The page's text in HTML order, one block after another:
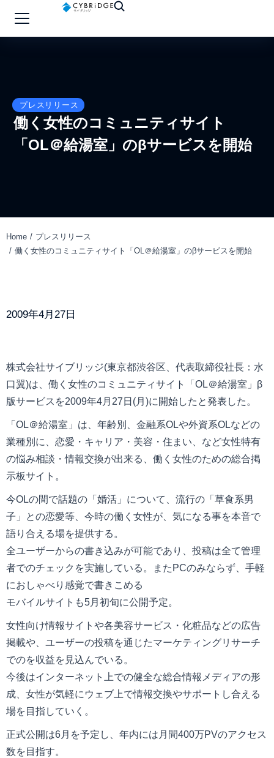
プレスリリース
働く女性のコミュニティサイト
「OL＠給湯室」のβサービスを開始
You are here:
Home
プレスリリース
働く女性のコミュニティサイト「OL＠給湯室」のβサービスを開始
2009年4月27日
株式会社サイブリッジ(東京都渋谷区、代表取締役社長：水
口翼)は、働く女性のコミュニティサイト「OL＠給湯室」β
版サービスを2009年4月27日(月)に開始したと発表した。
「OL＠給湯室」は、年齢別、金融系OLや外資系OLなどの
業種別に、恋愛・キャリア・美容・住まい、など女性特有
の悩み相談・情報交換が出来る、働く女性のための総合掲
示板サイト。
今OLの間で話題の「婚活」について、流行の「草食系男
子」との恋愛等、今時の働く女性が、気になる事を本音で
語り合える場を提供する。
全ユーザーからの書き込みが可能であり、投稿は全て管理
者でのチェックを実施している。またPCのみならず、手軽
におしゃべり感覚で書きこめる
モバイルサイトも5月初旬に公開予定。
女性向け情報サイトや各美容サービス・化粧品などの広告
掲載や、ユーザーの投稿を通じたマーケティングリサーチ
でのを収益を見込んでいる。
今後はインターネット上での健全な総合情報メディアの形
成、女性が気軽にウェブ上で情報交換やサポートし合える
場を目指していく。
正式公開は6月を予定し、年内には月間400万PVのアクセス
数を目指す。